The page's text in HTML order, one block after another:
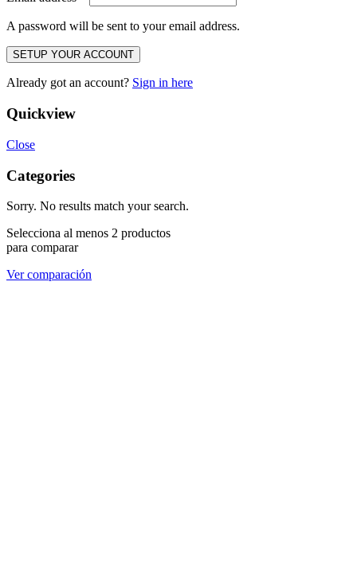
A password will be sent to your email address.
SETUP YOUR ACCOUNT
Already got an account? Sign in here
Quickview
Close
Categories
Sorry. No results match your search.
Selecciona al menos 2 productos
para comparar
Ver comparación